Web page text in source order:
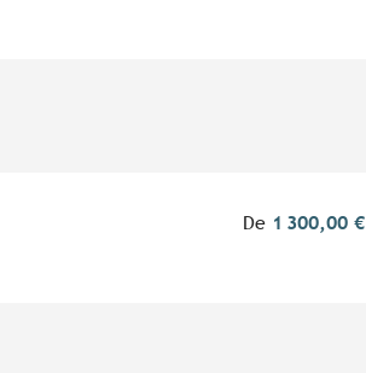
De 1 300,00 €